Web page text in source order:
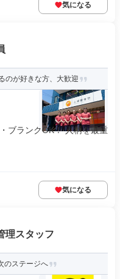
気になる
のが好きな方、大歓迎
ブランクOK！ 人柄を最重
気になる
理スタッフ
のステージへ